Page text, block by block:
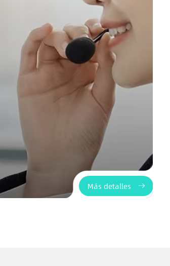
Más detalles